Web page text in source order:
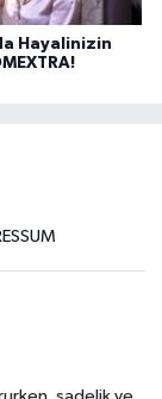
Hayalinizin